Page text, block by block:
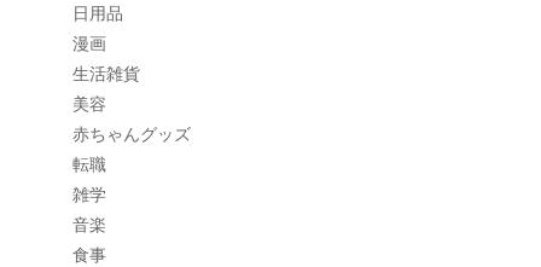
日用品
漫画
生活雑貨
美容
赤ちゃんグッズ
転職
雑学
音楽
食事